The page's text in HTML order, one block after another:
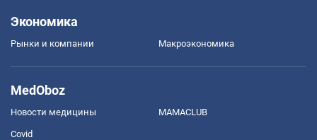
Экономика
Рынки и компании Mакроэкономика
MedOboz
Новости медицины MAMACLUB
Covid